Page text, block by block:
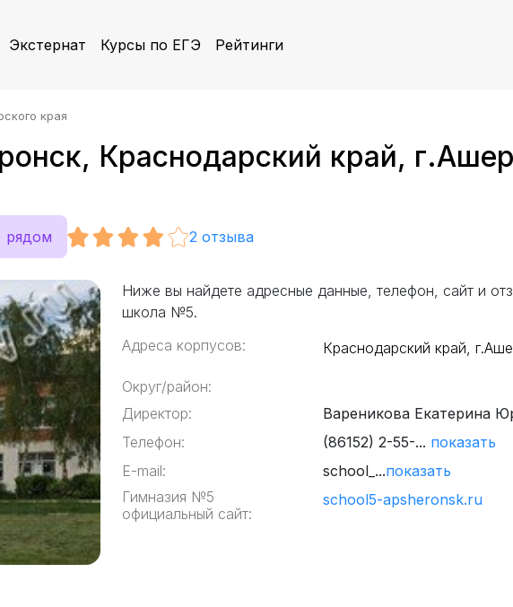
Экстернат Курсы по ЕГЭ Рейтинги
края
Краснодарский край,
рядом 2 отзыва
Ниже вы найдете адресные данные, телефон, сайт и
школа №5.
Адреса корпусов:
Краснодарский край,
Округ/район:
Директор:
Вареникова Екатерина
Телефон:
(86152) 2-55-... показать
E-mail:
school_...показать
Гимназия №5
официальный сайт:
school5-apsheronsk.ru